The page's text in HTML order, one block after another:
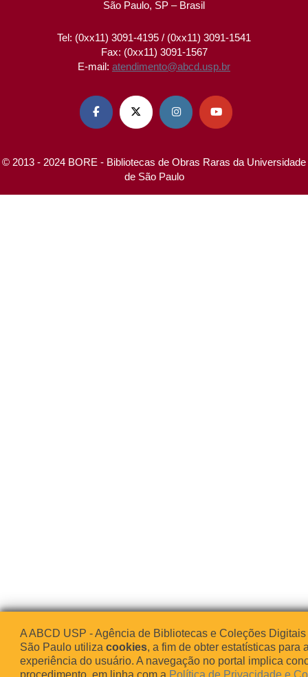
São Paulo, SP – Brasil
Tel: (0xx11) 3091-4195 / (0xx11) 3091-1541
Fax: (0xx11) 3091-1567
E-mail: atendimento@abcd.usp.br
   
© 2013 - 2024 BORE - Bibliotecas de Obras Raras da Universidade
de São Paulo
A ABCD USP - Agência de Bibliotecas e Coleções
São Paulo utiliza cookies, a fim de obter estatísticas para
experiência do usuário. A navegação no portal implica
procedimento, em linha com a Política de Privacidade e